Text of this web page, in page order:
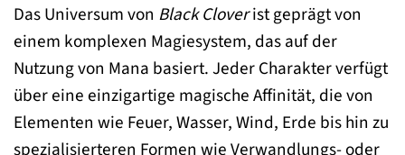
Das Universum von Black Cloverist geprägt von
einem komplexen Magiesystem, das auf der
Nutzung von Mana basiert. Jeder Charakter verfügt
über eine einzigartige magische Affinität, die von
Elementen wie Feuer, Wasser, Wind, Erde bis hin zu
spezialisierteren Formen wie Verwandlungs- oder